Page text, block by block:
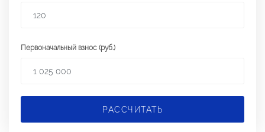
Первоначальный взнос (руб.)
РАССЧИТАТЬ